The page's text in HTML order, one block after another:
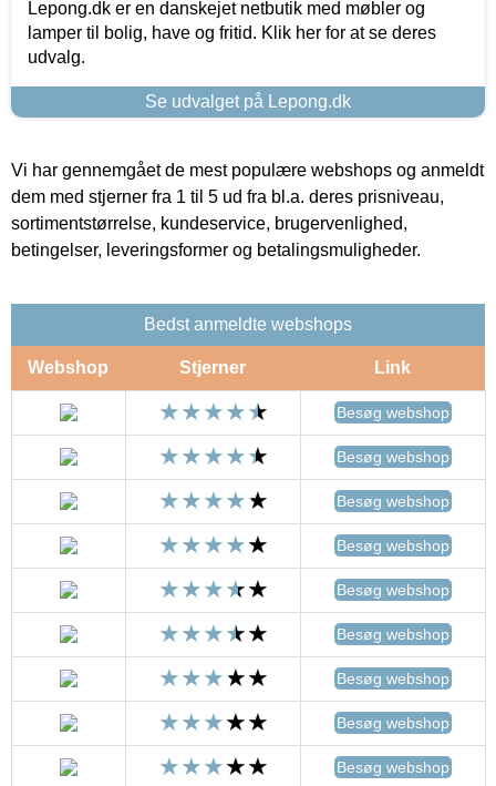
Lepong.dk er en danskejet netbutik med møbler og
lamper til bolig, have og fritid. Klik her for at se deres
udvalg.
Se udvalget på Lepong.dk
Vi har gennemgået de mest populære webshops og anmeldt
dem med stjerner fra 1 til 5 ud fra bl.a. deres prisniveau,
sortimentstørrelse, kundeservice, brugervenlighed,
betingelser, leveringsformer og betalingsmuligheder.
Bedst anmeldte webshops
Webshop Stjerner Link
Besøg webshop
Besøg webshop
Besøg webshop
Besøg webshop
Besøg webshop
Besøg webshop
Besøg webshop
Besøg webshop
Besøg webshop